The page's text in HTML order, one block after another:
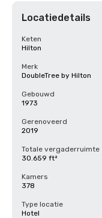
Locatiedetails
Keten
Hilton
Merk
DoubleTree by Hilton
Gebouwd
1973
Gerenoveerd
2019
Totale vergaderruimte
30.659 ft²
Kamers
378
Type locatie
Hotel